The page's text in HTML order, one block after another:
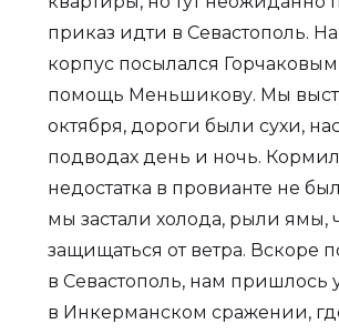
приказ идти в Севастополь.
корпус посылался Горчаковым
помощь Меньшикову. Мы
октября, дороги были сухи,
подводах день и ночь.
недостатка в провианте не
мы застали холода, рыли ямы,
защищаться от ветра. Вскоре
в Севастополь, нам пришлось
в Инкерманском сражении,